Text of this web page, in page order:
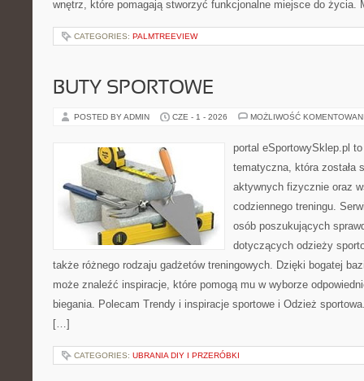
wnętrz, które pomagają stworzyć funkcjonalne miejsce do
CATEGORIES: PALMTREEVIEW
BUTY SPORTOWE
POSTED BY ADMIN CZE - 1 - 2026 MOŻLIWOŚĆ
portal eSportowySklep.pl
tematyczna, która została
aktywnych fizycznie oraz
codziennego treningu.
osób poszukujących
dotyczących odzieży
także różnego rodzaju gadżetów treningowych. Dzięki bogatej
może znaleźć inspiracje, które pomogą mu w wyborze
biegania. Polecam Trendy i inspiracje sportowe i Odzież
[…]
CATEGORIES: UBRANIA DIY I PRZERÓBKI